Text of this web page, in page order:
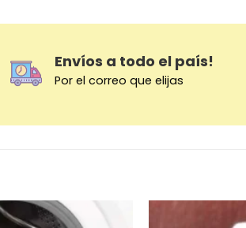
Envíos a todo el país!
Por el correo que elijas